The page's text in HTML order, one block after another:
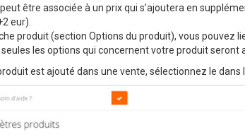
être associée à un prix qui s’ajoutera en
eur).
produit (section Options du produit), vous pouvez
seules les options qui concernent votre produit seront
est ajouté dans une vente, sélectionnez le